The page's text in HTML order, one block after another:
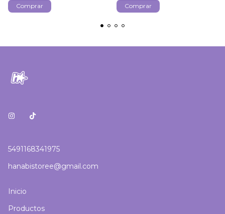
Comprar Comprar
5491168341975
hanabistoree@gmail.com
Inicio
Productos